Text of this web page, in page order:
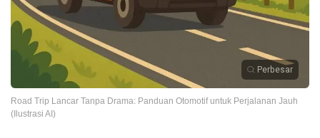
Perbesar
Road Trip Lancar Tanpa Drama: Panduan Otomotif untuk Perjalanan Jauh
(Ilustrasi AI)